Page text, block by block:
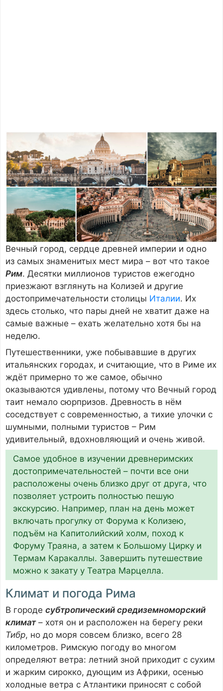
Вечный город, сердце древней империи и одно
из самых знаменитых мест мира – вот что такое
Рим. Десятки миллионов туристов ежегодно
приезжают взглянуть на Колизей и другие
достопримечательности столицы Италии. Их
здесь столько, что пары дней не хватит даже на
самые важные – ехать желательно хотя бы на
неделю.
Путешественники, уже побывавшие в других
итальянских городах, и считающие, что в Риме их
ждёт примерно то же самое, обычно
оказываются удивлены, потому что Вечный город
таит немало сюрпризов. Древность в нём
соседствует с современностью, а тихие улочки с
шумными, полными туристов – Рим
удивительный, вдохновляющий и очень живой.
Самое удобное в изучении древнеримских
достопримечательностей – почти все они
расположены очень близко друг от друга, что
позволяет устроить полностью пешую
экскурсию. Например, план на день может
включать прогулку от Форума к Колизею,
подъём на Капитолийский холм, поход к
Форуму Траяна, а затем к Большому Цирку и
Термам Каракаллы. Завершить путешествие
можно к закату у Театра Марцелла.
Климат и погода Рима
В городе субтропический средиземноморский
климат– хотя он и расположен на берегу реки
Тибр, но до моря совсем близко, всего 28
километров. Римскую погоду во многом
определяют ветра: летний зной приходит с сухим
и жарким сирокко, дующим из Африки, осенью
холодные ветра с Атлантики приносят с собой